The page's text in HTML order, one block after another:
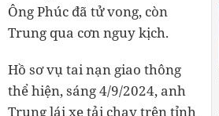
Ông Phúc đã tử vong, còn
Trung qua cơn nguy kịch.
Hồ sơ vụ tai nạn giao thông
thể hiện, sáng 4/9/2024, anh
Trung lái xe tải chạy trên tỉnh